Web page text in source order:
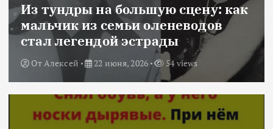
Из тундры на большую сцену: как
мальчик из семьи оленеводов
стал легендой эстрады
ОтАлексей 22 июня, 2026 54 views